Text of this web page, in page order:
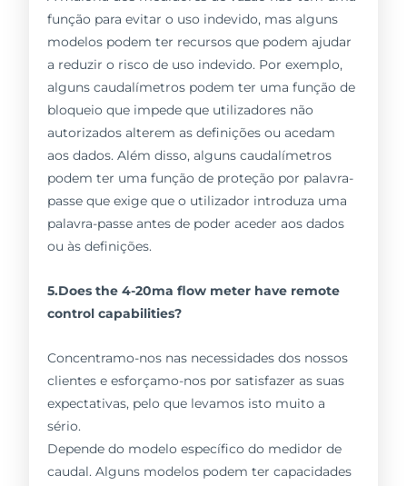
função para evitar o uso indevido, mas alguns
modelos podem ter recursos que podem ajudar
a reduzir o risco de uso indevido. Por exemplo,
alguns caudalímetros podem ter uma função de
bloqueio que impede que utilizadores não
autorizados alterem as definições ou acedam
aos dados. Além disso, alguns caudalímetros
podem ter uma função de proteção por palavra-
passe que exige que o utilizador introduza uma
palavra-passe antes de poder aceder aos dados
ou às definições.
5.Does the 4-20ma flow meter have remote
control capabilities?
Concentramo-nos nas necessidades dos nossos
clientes e esforçamo-nos por satisfazer as suas
expectativas, pelo que levamos isto muito a
sério.
Depende do modelo específico do medidor de
caudal. Alguns modelos podem ter capacidades